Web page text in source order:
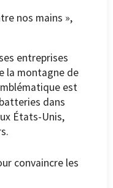
nos mains »,
entreprises
la montagne de
est
dans
États-Unis,
convaincre les